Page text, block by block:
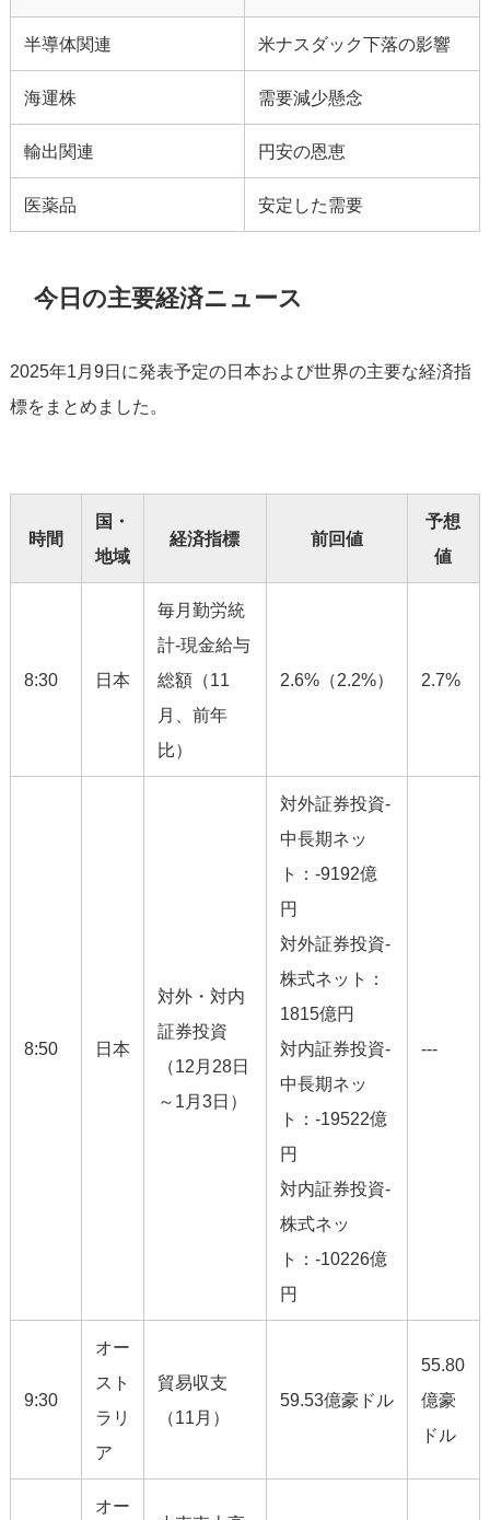
半導体関連 米ナスダック下落の影響
海運株 需要減少懸念
輸出関連 円安の恩恵
医薬品 安定した需要
今日の主要経済ニュース
2025年1月9日に発表予定の日本および世界の主要な経済指
標をまとめました。
時間
国・
地域
経済指標 前回値
予想
値
8:30 日本
毎月勤労統
計-現金給与
総額（11
月、前年
比）
2.6%（2.2%） 2.7%
8:50 日本
対外・対内
証券投資
（12月28日
～1月3日）
対外証券投資-
中長期ネッ
ト：-9192億
円
対外証券投資-
株式ネット：
1815億円
対内証券投資-
中長期ネッ
ト：-19522億
円
対内証券投資-
株式ネッ
ト：-10226億
円
---
9:30
オー
スト
ラリ
ア
貿易収支
（11月）
59.53億豪ドル
55.80
億豪
ドル
オー